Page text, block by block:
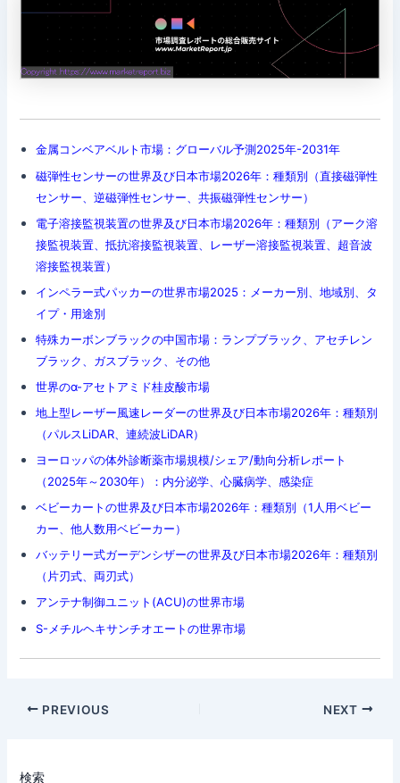
金属コンベアベルト市場：グローバル予測2025年-2031年
磁弾性センサーの世界及び日本市場2026年：種類別（直接磁弾性
センサー、逆磁弾性センサー、共振磁弾性センサー）
電子溶接監視装置の世界及び日本市場2026年：種類別（アーク溶
接監視装置、抵抗溶接監視装置、レーザー溶接監視装置、超音波
溶接監視装置）
インペラー式パッカーの世界市場2025：メーカー別、地域別、タ
イプ・用途別
特殊カーボンブラックの中国市場：ランプブラック、アセチレン
ブラック、ガスブラック、その他
世界のα-アセトアミド桂皮酸市場
地上型レーザー風速レーダーの世界及び日本市場2026年：種類別
（パルスLiDAR、連続波LiDAR）
ヨーロッパの体外診断薬市場規模/シェア/動向分析レポート
（2025年～2030年）：内分泌学、心臓病学、感染症
ベビーカートの世界及び日本市場2026年：種類別（1人用ベビー
カー、他人数用ベビーカー）
バッテリー式ガーデンシザーの世界及び日本市場2026年：種類別
（片刃式、両刃式）
アンテナ制御ユニット(ACU)の世界市場
S-メチルヘキサンチオエートの世界市場
Post
PREVIOUS NEXT
検索